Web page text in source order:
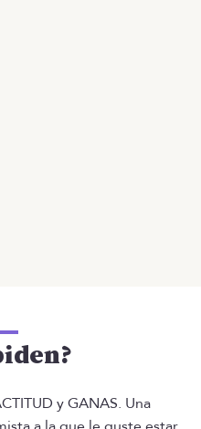
y GANAS. Una